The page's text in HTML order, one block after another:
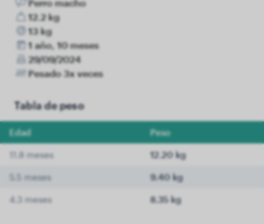
Perro macho
12.2 kg
13 kg
1 año, 10 meses
29/09/2024
Pesado 3x veces
Tabla de peso
Edad Peso
11.8 meses 12.20 kg
5.5 meses 9.40 kg
4.3 meses 8.35 kg